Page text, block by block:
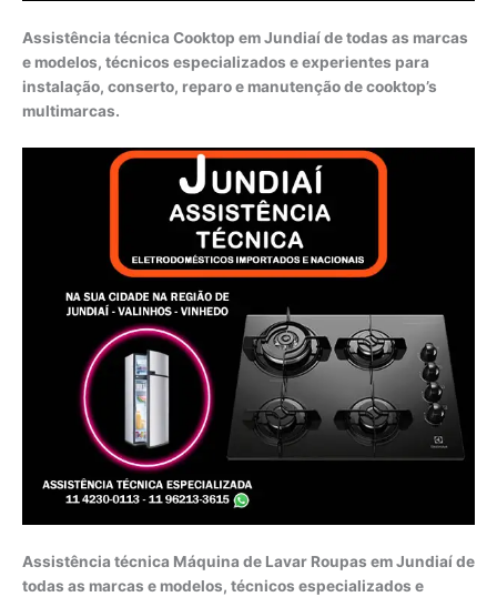
Assistência técnica Cooktop em Jundiaí de todas as marcas
e modelos, técnicos especializados e experientes para
instalação, conserto, reparo e manutenção de cooktop’s
multimarcas.
Assistência técnica Máquina de Lavar Roupas em Jundiaí de
todas as marcas e modelos, técnicos especializados e